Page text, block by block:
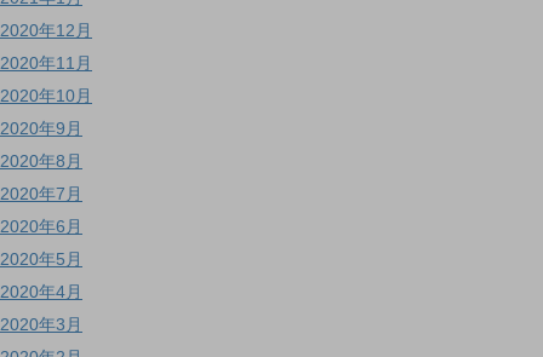
2020年12月
2020年11月
2020年10月
2020年9月
2020年8月
2020年7月
2020年6月
2020年5月
2020年4月
2020年3月